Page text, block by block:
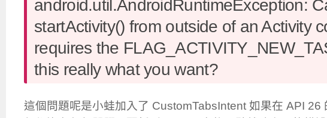
android.util.AndroidRuntimeException:
startActivity() from outside of an Activity
requires the
this really what you want?
這個問題呢是小蛙加入了 CustomTabsIntent 如果在 API 26